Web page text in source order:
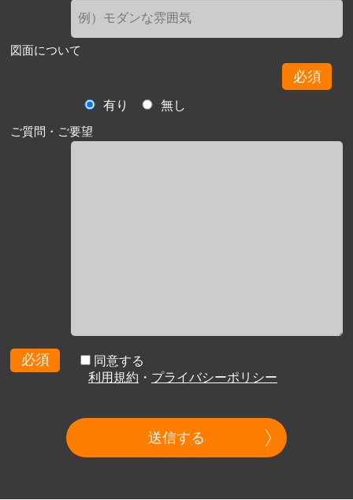
図面について
必須
有り
無し
ご質問・ご要望
必須
同意する
利用規約 ・ プライバシーポリシー
送信する